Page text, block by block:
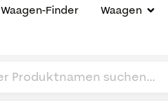
Waagen-Finder Waagen